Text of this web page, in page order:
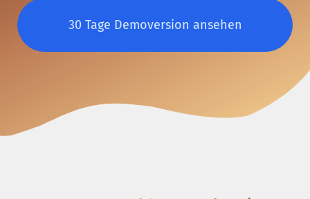
30 Tage Demoversion ansehen